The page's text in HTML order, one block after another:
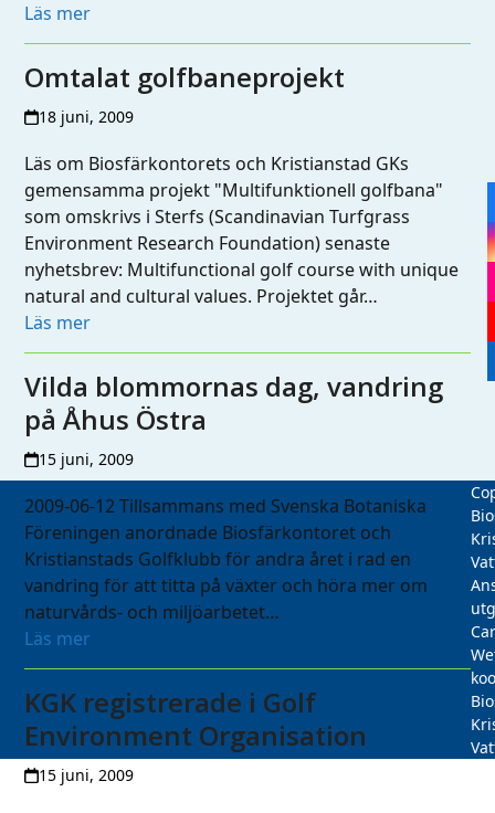
Läs mer
Omtalat golfbaneprojekt
18 juni, 2009
Läs om Biosfärkontorets och Kristianstad GKs
gemensamma projekt "Multifunktionell golfbana"
som omskrivs i Sterfs (Scandinavian Turfgrass
Environment Research Foundation) senaste
nyhetsbrev: Multifunctional golf course with unique
natural and cultural values. Projektet går…
Läs mer
Vilda blommornas dag, vandring
på Åhus Östra
15 juni, 2009
2009-06-12 Tillsammans med Svenska Botaniska
Föreningen anordnade Biosfärkontoret och
Kristianstads Golfklubb för andra året i rad en
vandring för att titta på växter och höra mer om
naturvårds- och miljöarbetet…
Läs mer
KGK registrerade i Golf
Environment Organisation
15 juni, 2009